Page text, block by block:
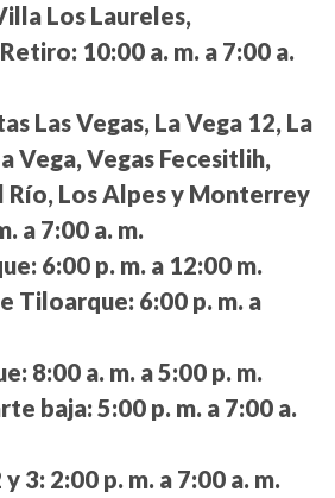
Los Laureles,
10:00 a. m. a 7:00 a.
Las Vegas, La Vega 12, La
Vega, Vegas Fecesitlih,
Río, Los Alpes y Monterrey
a 7:00 a. m.
6:00 p. m. a 12:00 m.
Tiloarque: 6:00 p. m. a
8:00 a. m. a 5:00 p. m.
baja: 5:00 p. m. a 7:00 a.
y 3: 2:00 p. m. a 7:00 a. m.